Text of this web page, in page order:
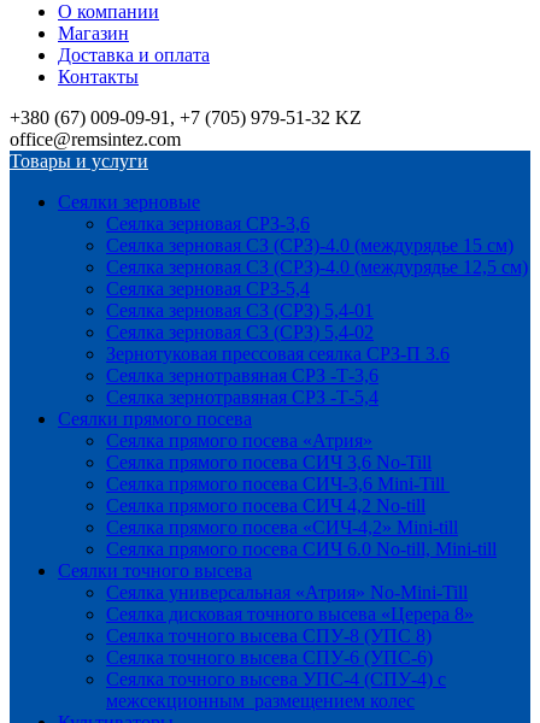
О компании
Магазин
Доставка и оплата
Контакты
+380 (67) 009-09-91, +7 (705) 979-51-32 KZ
office@remsintez.com
Товары и услуги
Сеялки зерновые
Сеялка зерновая СРЗ-3,6
Сеялка зерновая СЗ (СРЗ)-4.0 (междурядье 15 см)
Сеялка зерновая СЗ (СРЗ)-4.0 (междурядье 12,5 см)
Сеялка зерновая СРЗ-5,4
Сеялка зерновая СЗ (СРЗ) 5,4-01
Сеялка зерновая СЗ (СРЗ) 5,4-02
Зернотуковая прессовая сеялка СРЗ-П 3.6
Сеялка зернотравяная СРЗ -Т-3,6
Сеялка зернотравяная СРЗ -Т-5,4
Сеялки прямого посева
Сеялка прямого посева «Атрия»
Сеялка прямого посева СИЧ 3,6 No-Till
Сеялка прямого посева СИЧ-3,6 Mini-Till
Сеялка прямого посева СИЧ 4,2 No-till
Сеялка прямого посева «СИЧ-4,2» Mini-till
Сеялка прямого посева СИЧ 6.0 No-till, Mini-till
Сеялки точного высева
Сеялка универсальная «Атрия» No-Mini-Till
Сеялка дисковая точного высева «Церера 8»
Сеялка точного высева СПУ-8 (УПС 8)
Сеялка точного высева СПУ-6 (УПС-6)
Сеялка точного высева УПС-4 (СПУ-4) с
межсекционным размещением колес